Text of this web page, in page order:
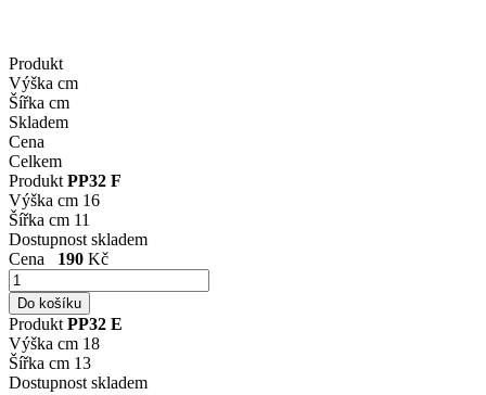
Produkt
Výška cm
Šířka cm
Skladem
Cena
Celkem
Produkt PP32 F
Výška cm 16
Šířka cm 11
Dostupnost skladem
Cena
190 Kč
Produkt PP32 E
Výška cm 18
Šířka cm 13
Dostupnost skladem